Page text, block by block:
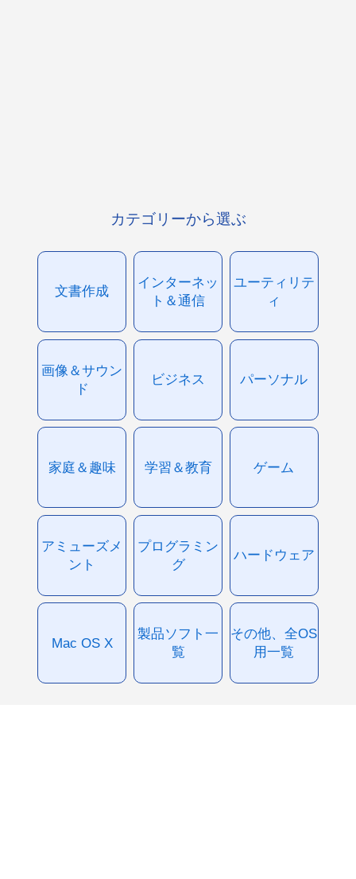
カテゴリーから選ぶ
文書作成
インターネッ
ト＆通信
ユーティリテ
ィ
画像＆サウン
ド
ビジネス パーソナル
家庭＆趣味 学習＆教育 ゲーム
アミューズメ
ント
プログラミン
グ
ハードウェア
Mac OS X
製品ソフト一
覧
その他、全OS
用一覧